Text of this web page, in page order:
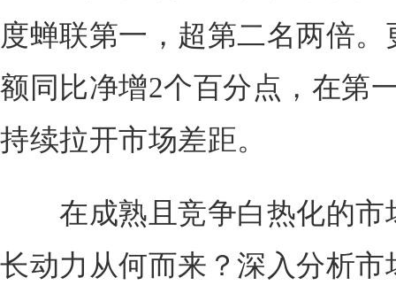
度蝉联第一，超第二名两倍
额同比净增2个百分点，在第
持续拉开市场差距。
在成熟且竞争白热化的市
长动力从何而来？深入分析